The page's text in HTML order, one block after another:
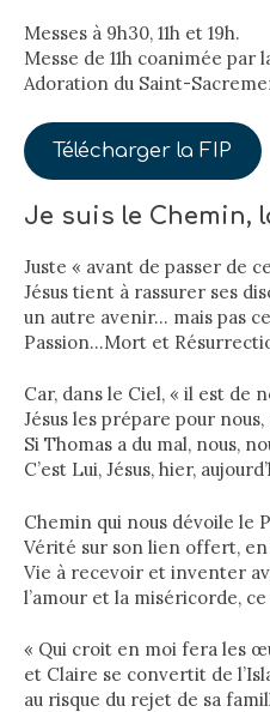
Messes à 9h30, 11h et 19h.
Messe de 11h coanimée par
Adoration du Saint-
Télécharger la FIP
Je suis le Chemin,
Juste « avant de passer de
Jésus tient à rassurer ses
un autre avenir… mais pas
Passion…Mort et
Car, dans le Ciel, « il est de
Jésus les prépare pour
Si Thomas a du mal, nous,
C’est Lui, Jésus, hier,
Chemin qui nous dévoile le
Vérité sur son lien offert,
Vie à recevoir et inventer
l’amour et la miséricorde,
« Qui croit en moi fera les
et Claire se convertit de
au risque du rejet de sa